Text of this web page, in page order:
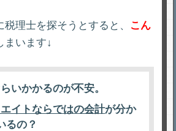
理士を探そうとすると、 こん
まいます↓
いかかるのが不安。
イトならではの会計が分か
るの？